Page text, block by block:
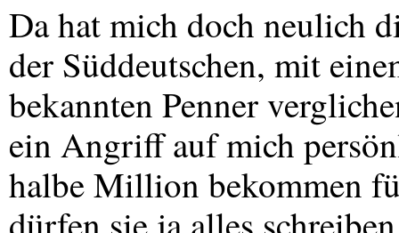
Da hat mich doch neulich
der Süddeutschen, mit
bekannten Penner
ein Angriff auf mich
halbe Million bekommen